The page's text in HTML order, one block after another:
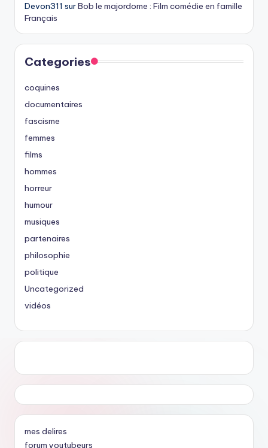
Devon311 surBob le majordome : Film comédie en famille
Français
Categories
coquines
documentaires
fascisme
femmes
films
hommes
horreur
humour
musiques
partenaires
philosophie
politique
Uncategorized
vidéos
mes delires
forum youtubeurs